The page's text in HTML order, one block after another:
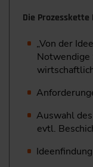
Die Prozesskette
„Von der
Notwendige
Auswahl
evtl.
Ideenfindung